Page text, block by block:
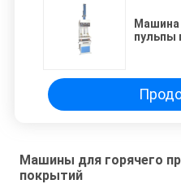
пульпы
Машины для горячего
покрытий